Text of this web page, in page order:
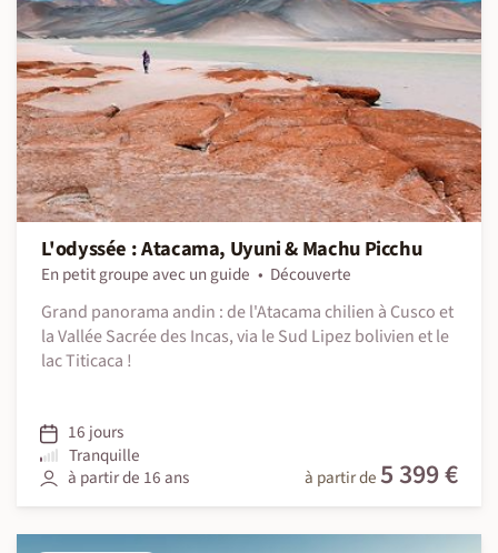
L'odyssée : Atacama, Uyuni & Machu Picchu
En petit groupe avec un guide
Découverte
Grand panorama andin : de l'Atacama chilien à Cusco et
la Vallée Sacrée des Incas, via le Sud Lipez bolivien et le
lac Titicaca !
16 jours
Tranquille
à partir de 16 ans
à partir de 5 399 €